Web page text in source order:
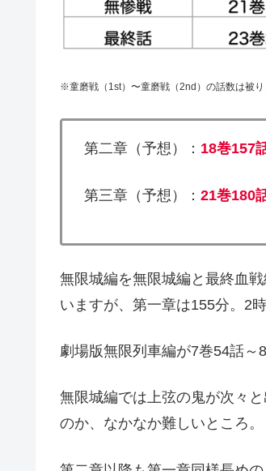
※童磨戦（1st）〜童磨戦（2nd）の話数は被
第二章（予想）： 18巻157
第三章（予想）： 21巻180
無限城編を無限城編と最終血
いますが、第一章は155分。2
劇場版無限列車編が7巻54話～
無限城編では上弦の鬼が次々
のか、なかなか難しいところ。